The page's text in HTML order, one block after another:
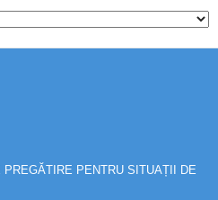
PREGĂTIRE PENTRU SITUAȚII DE